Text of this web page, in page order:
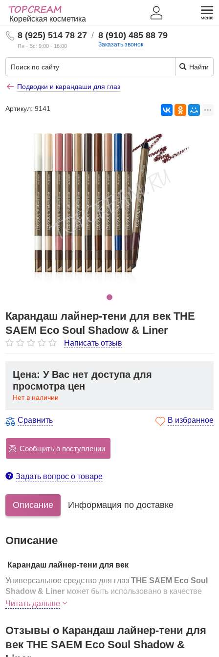
Корейская косметика
8 (925) 514 78 27
Пн - Вс: 9:00 - 16:00
/ 8 (910) 485 88 79
Заказать звонок
Найти
Подводки и карандаши для глаз
Артикул:9141
Карандаш лайнер-тени для век THE
SAEM Eco Soul Shadow & Liner
Написать отзыв
Цена: У Вас нет доступа для
просмотра цен
Нет в наличии
Сравнить В избранное
Сообщить о поступлении
Задать вопрос о товаре
Описание Информация по доставке
Описание
Карандаш лайнер-тени для век
Универсальное средство для глаз THE SAEM Eco Soul
Shadow & Liner может быть использовано в качестве
карандаша, лайнера или теней. Благодаря тонкому
на веко в качестве теней. С ним можно создавать любой
макияж глаз.
Читать дальше
Отзывы о Карандаш лайнер-тени для
век THE SAEM Eco Soul Shadow &